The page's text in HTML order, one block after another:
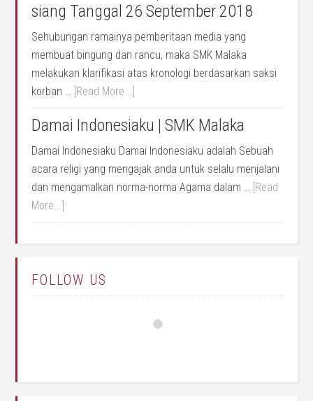
siang Tanggal 26 September 2018
Sehubungan ramainya pemberitaan media yang
membuat bingung dan rancu, maka SMK Malaka
melakukan klarifikasi atas kronologi berdasarkan saksi
korban … [Read More...]
Damai Indonesiaku | SMK Malaka
Damai Indonesiaku Damai Indonesiaku adalah Sebuah
acara religi yang mengajak anda untuk selalu menjalani
dan mengamalkan norma-norma Agama dalam … [Read
More...]
FOLLOW US